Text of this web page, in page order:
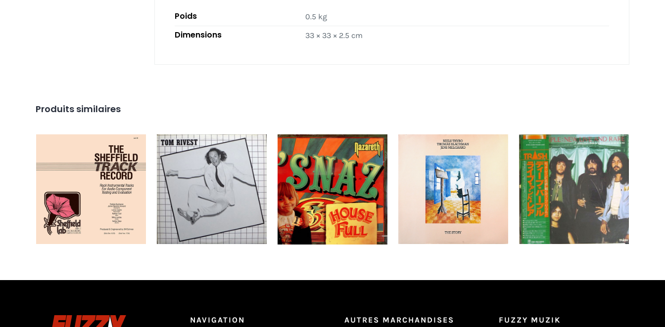
Poids 0.5 kg
Dimensions 33 × 33 × 2.5 cm
Produits similaires
Robbie Buchanan, James
Newton Howard, Lenny
Castro, Nathan East, Mike
Landau, Carlos Vega –
The Sheffield Track
Record LP
Ajouter au
panier
Détails
Tom Rivest – Tom Rivest
LP
Ajouter au
panier
Détails
Nazareth ‎– ‘Snaz LP
Ajouter au
panier
Détails
Niels Thybo, Thomas
Blachman, Jens Melgaard
– The Story LP
Ajouter au
panier
Deep Purple – New, Live
And Rare LP- JAPAN
Pressing+OBI Shrink!
Ajouter au
panier
Détails
NAVIGATION AUTRES MARCHANDISES FUZZY MUZIK